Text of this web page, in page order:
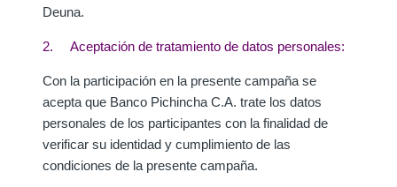
Deuna.
2. Aceptación de tratamiento de datos personales:
Con la participación en la presente campaña se
acepta que Banco Pichincha C.A. trate los datos
personales de los participantes con la finalidad de
verificar su identidad y cumplimiento de las
condiciones de la presente campaña.